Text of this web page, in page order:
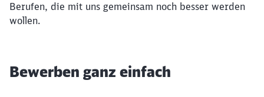
Berufen, die mit uns gemeinsam noch besser werden
wollen.
Bewerben ganz einfach